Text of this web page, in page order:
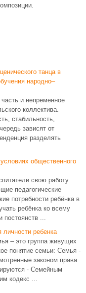
танца в
народно–
и непременное
коллектива.
стабильность,
зависят от
разделять
общественного
свою работу
педагогические
потребности ребёнка в
ребёнка ко всему
постоянств ...
личности ребенка
– это группа живущих
понятие семьи: Семья -
законом права
- Семейным
кодекс ...